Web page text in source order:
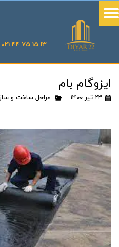
44 75 15 13
ایزوگام بام
۲۳ تیر ۱۴۰۰ مراحل ساخت و ساز